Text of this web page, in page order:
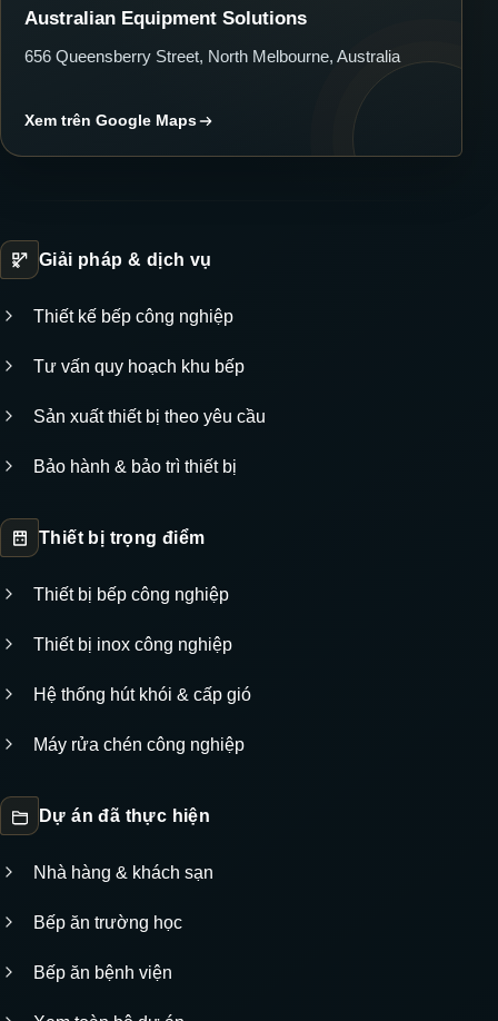
Australian Equipment Solutions
656 Queensberry Street, North Melbourne, Australia
Xem trên Google Maps
Giải pháp & dịch vụ
Thiết kế bếp công nghiệp
Tư vấn quy hoạch khu bếp
Sản xuất thiết bị theo yêu cầu
Bảo hành & bảo trì thiết bị
Thiết bị trọng điểm
Thiết bị bếp công nghiệp
Thiết bị inox công nghiệp
Hệ thống hút khói & cấp gió
Máy rửa chén công nghiệp
Dự án đã thực hiện
Nhà hàng & khách sạn
Bếp ăn trường học
Bếp ăn bệnh viện